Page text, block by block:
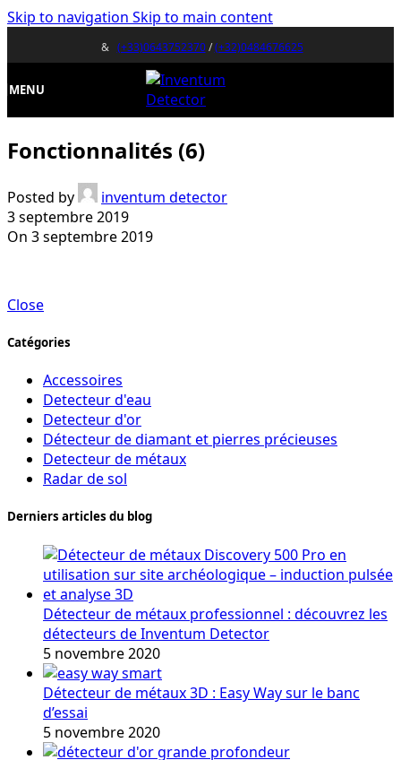
Skip to navigation Skip to main content
& (+33)0643752370/(+32)0484676625
MENU
Fonctionnalités (6)
Posted by
inventum detector
3 septembre 2019
On 3 septembre 2019
Close
Catégories
Accessoires
Detecteur d'eau
Detecteur d'or
Détecteur de diamant et pierres précieuses
Detecteur de métaux
Radar de sol
Derniers articles du blog
Détecteur de métaux professionnel : découvrez les
détecteurs de Inventum Detector
5 novembre 2020
Détecteur de métaux 3D : Easy Way sur le banc
d’essai
5 novembre 2020